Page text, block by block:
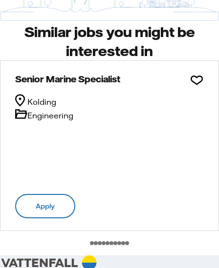
Similar jobs you might be
interested in
Senior Marine Specialist
Engineering
Kolding
Apply